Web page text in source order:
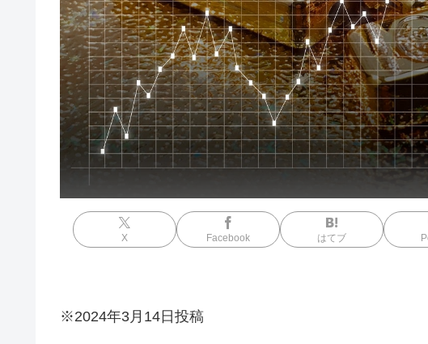
X Facebook はてブ
※2024年3月14日投稿